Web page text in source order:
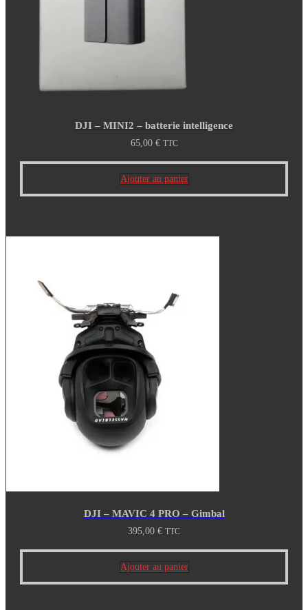
DJI – MINI2 – batterie intelligence
65,00 € TTC
Ajouter au panier
DJI – MAVIC 4 PRO – Gimbal
395,00 € TTC
Ajouter au panier